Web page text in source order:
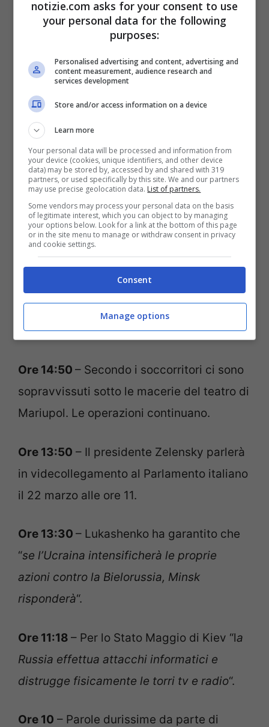
Ore 16:44– Secondo un consigliere di
Zelensky l’accordo tra Russia e Ucraina
potrebbe nei prossimi dieci giorni.
Ore 16:32– Biden è ritornato ad attaccare
in modo duro Putin: “
disumana“.
Ore 16:00– Durante una delle sue tappe
elettorali, il presidente francese Macron ha
sottolineato come il “Paese deve essere
pronto ad un conflitto di alta intensità
Ore 15:51
sono in arrivo in Ucraina. A dirlo è il leader
Kadyrov.
Ore 14:50 – Secondo i soccorritori ci sono
sopravvissuti sotto le macerie del teatro di
Mariupol. Le operazioni continuano.
Ore 13:50 – Il presidente Zelensky parlerà
in videcollegamento al Parlamento italiano
il 22 marzo alle ore 11.
Ore 13:30 – Lukashenko ha garantito che
“se l’Ucraina intensificherà le proprie
azioni contro la Bielorussia, Minsk
risponderà“.
Ore 11:18 – Per lo Stato Maggio di Kiev “la
Russia effettua attacchi informatici e
distrugge fisicamente le torri tv e radio“.
Ore 10 – Parole durissime da parte di
notizie.com asks for your consent to use
your personal data for the following
purposes:
Personalised advertising and content, advertising and
content measurement, audience research and
services development
Store and/or access information on a device
Learn more
Your personal data will be processed and information from
your device (cookies, unique identifiers, and other device
data) may be stored by, accessed by and shared with 319
partners, or used specifically by this site. We and our partners
may use precise geolocation data. List of partners.
Some vendors may process your personal data on the basis
of legitimate interest, which you can object to by managing
your options below. Look for a link at the bottom of this page
or in the site menu to manage or withdraw consent in privacy
and cookie settings.
Consent
Manage options